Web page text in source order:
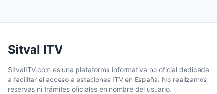
Sitval ITV
SitvalITV.com es una plataforma informativa no oficial dedicada
a facilitar el acceso a estaciones ITV en España. No realizamos
reservas ni trámites oficiales en nombre del usuario.